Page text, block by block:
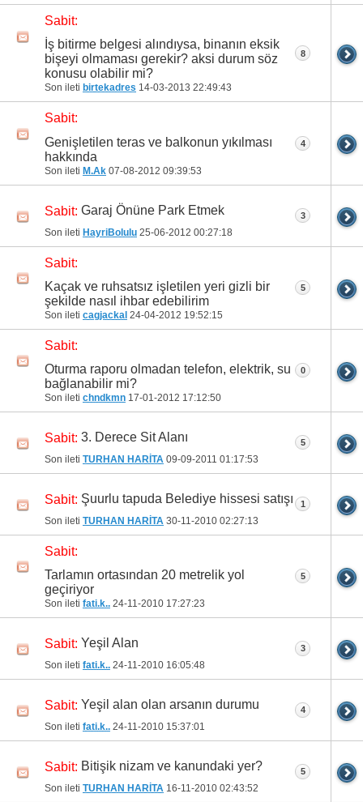
Sabit:
İş bitirme belgesi alındıysa, binanın eksik
bişeyi olmaması gerekir? aksi durum söz
konusu olabilir mi?
Son ileti birtekadres 14-03-2013 22:49:43
8
Sabit:
Genişletilen teras ve balkonun yıkılması
hakkında
Son ileti M.Ak 07-08-2012 09:39:53
4
Sabit: Garaj Önüne Park Etmek
Son ileti HayriBolulu 25-06-2012 00:27:18
3
Sabit:
Kaçak ve ruhsatsız işletilen yeri gizli bir
şekilde nasıl ihbar edebilirim
Son ileti cagjackal 24-04-2012 19:52:15
5
Sabit:
Oturma raporu olmadan telefon, elektrik, su
bağlanabilir mi?
Son ileti chndkmn 17-01-2012 17:12:50
0
Sabit: 3. Derece Sit Alanı
Son ileti TURHAN HARİTA 09-09-2011 01:17:53
5
Sabit: Şuurlu tapuda Belediye hissesi satışı
Son ileti TURHAN HARİTA 30-11-2010 02:27:13
1
Sabit:
Tarlamın ortasından 20 metrelik yol
geçiriyor
Son ileti fati.k.. 24-11-2010 17:27:23
5
Sabit: Yeşil Alan
Son ileti fati.k.. 24-11-2010 16:05:48
3
Sabit: Yeşil alan olan arsanın durumu
Son ileti fati.k.. 24-11-2010 15:37:01
4
Sabit: Bitişik nizam ve kanundaki yer?
Son ileti TURHAN HARİTA 16-11-2010 02:43:52
5